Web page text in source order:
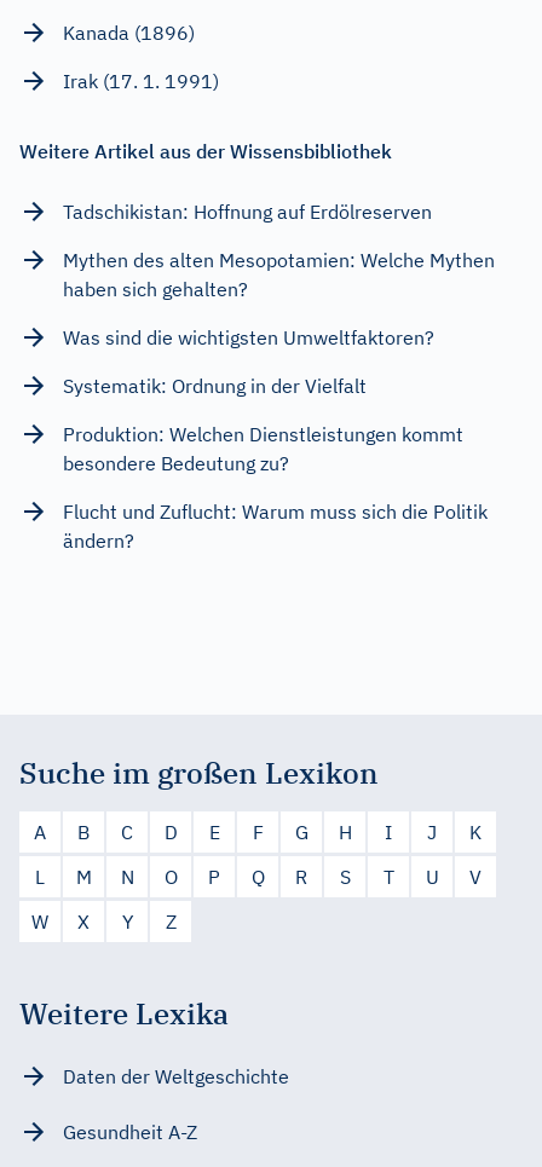
Kanada (1896)
Irak (17. 1. 1991)
Weitere Artikel aus der Wissensbibliothek
Tadschikistan: Hoffnung auf Erdölreserven
Mythen des alten Mesopotamien: Welche Mythen
haben sich gehalten?
Was sind die wichtigsten Umweltfaktoren?
Systematik: Ordnung in der Vielfalt
Produktion: Welchen Dienstleistungen kommt
besondere Bedeutung zu?
Flucht und Zuflucht: Warum muss sich die Politik
ändern?
Suche im großen Lexikon
A B C D E F G H I J
K
L
M N O P Q R S T U
V
W
X Y Z
Weitere Lexika
Daten der Weltgeschichte
Gesundheit A-Z